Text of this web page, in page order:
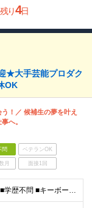
残り4日
★大手芸能プロダク
OK
！／ 候補生の夢を叶え
へ。
問 ベテランOK
月 面接1回
■未経験OK／第二新卒歓迎 ■学歴不問 ■キーボードでWeb検索ができる程度のPCスキルがある方 ☆こんな人が働いています☆ ＊性別や年齢関係なく人と話すことが好き！ ＊人の喜びや感動を一緒に喜びた